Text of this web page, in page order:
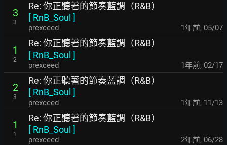
3
3
Re: 你正聽著的節奏藍調（R&B）
[ RnB_Soul ]
prexceed 1年前, 05/07
1
2
Re: 你正聽著的節奏藍調（R&B）
[ RnB_Soul ]
prexceed 1年前, 02/17
2
3
Re: 你正聽著的節奏藍調（R&B）
[ RnB_Soul ]
prexceed 1年前, 11/13
1
1
Re: 你正聽著的節奏藍調（R&B）
[ RnB_Soul ]
prexceed 2年前, 06/28